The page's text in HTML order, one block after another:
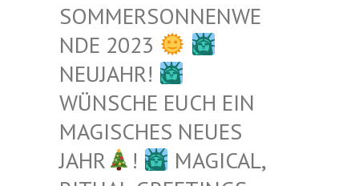
OMMERSONNENWEN
DE 2023
NEUJAHR!
WÜNSCHE EUCH EIN
MAGISCHES NEUES
JAHR
!
MAGICAL,